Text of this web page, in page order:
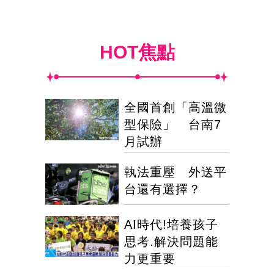
HOT焦點
全國首創「高溫微
型保險」 台南7
月試辦
執法重壓 外送平
台還有選擇？
AI時代!培養孩子
思考.解決問題能
力更重要